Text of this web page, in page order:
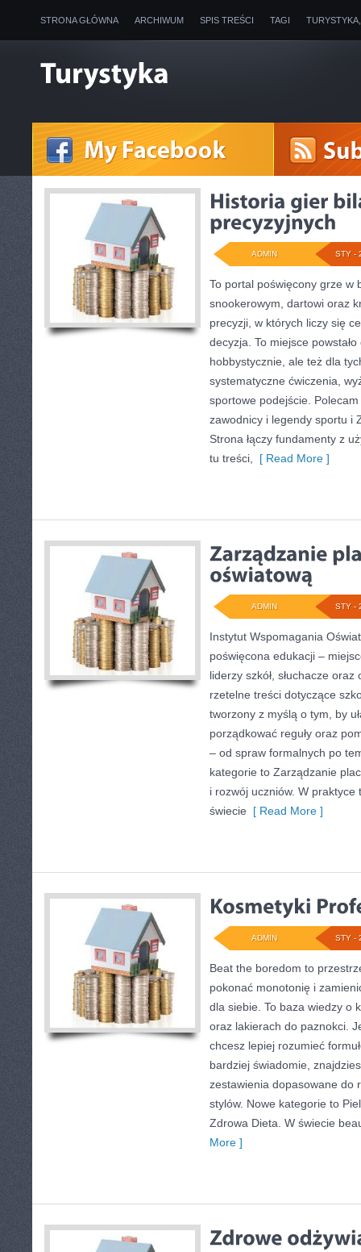
STRONA GŁÓWNA ARCHIWUM SPIS TREŚCI TAGI
STY -
ADMIN
To portal poświęcony grze w
snookerowym, dartowi oraz
precyzji, w których liczy się
decyzja. To miejsce
hobbystycznie, ale też dla
systematyczne ćwiczenia,
sportowe podejście.
zawodnicy i legendy sportu i
Strona łączy fundamenty z
tu treści,
[ Read More ]
STY -
ADMIN
Instytut Wspomagania
poświęcona edukacji –
liderzy szkół, słuchacze
rzetelne treści dotyczące
tworzony z myślą o tym, by
porządkować reguły oraz
– od spraw formalnych po
kategorie to Zarządzanie
i rozwój uczniów. W praktyce
świecie [ Read More ]
STY -
ADMIN
Beat the boredom to
pokonać monotonię i
dla siebie. To baza wiedzy o
oraz lakierach do paznokci.
chcesz lepiej rozumieć
bardziej świadomie,
zestawienia dopasowane do
stylów. Nowe kategorie to
Zdrowa Dieta. W świecie
More ]